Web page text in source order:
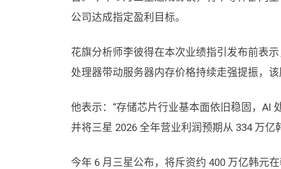
公司达成指定盈利目标。
花旗分析师李彼得在本次业绩指引发布前表
处理器带动服务器内存价格持续走强提振，该
他表示：“存储芯片行业基本面依旧稳固，AI
并将三星 2026 全年营业利润预期从 334 万亿
今年 6 月三星公布，将斥资约 400 万亿韩元